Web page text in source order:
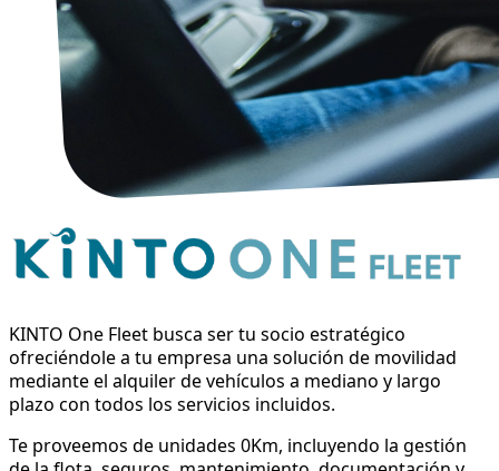
KINTO One Fleet busca ser tu socio estratégico
ofreciéndole a tu empresa una solución de movilidad
mediante el alquiler de vehículos a mediano y largo
plazo con todos los servicios incluidos.
Te proveemos de unidades 0Km, incluyendo la gestión